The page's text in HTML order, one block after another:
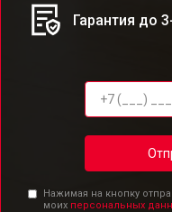
Гарантия до
Нажимая на кнопку
моих персональных